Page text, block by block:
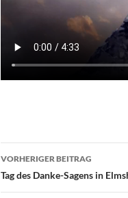
VORHERIGER BEITRAG
Tag des Danke-Sagens in